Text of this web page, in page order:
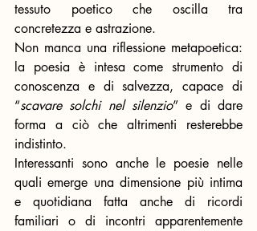
tessuto poetico che oscilla tra
concretezza e astrazione.
Non manca una riflessione metapoetica:
la poesia è intesa come strumento di
conoscenza e di salvezza, capace di
“scavare solchi nel silenzio” e di dare
forma a ciò che altrimenti resterebbe
indistinto.
Interessanti sono anche le poesie nelle
quali emerge una dimensione più intima
e quotidiana fatta anche di ricordi
familiari o di incontri apparentemente